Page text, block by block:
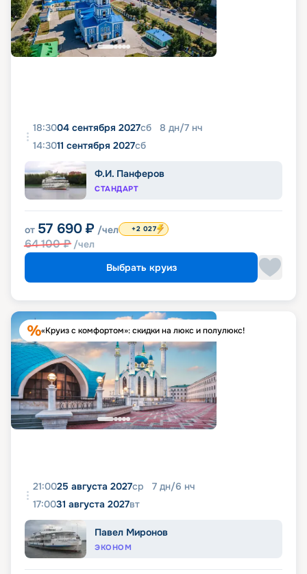
18:3004 сентября 2027сб 8 дн/7 нч
14:3011 сентября 2027сб
Ф.И. Панферов
СТАНДАРТ
от 57 690 ₽ /чел
64 100₽ /чел
+2 027
Выбрать круиз
«Круиз с комфортом»: скидки на люкс и полулюкс!
21:0025 августа 2027ср 7 дн/6 нч
17:0031 августа 2027вт
Павел Миронов
ЭКОНОМ